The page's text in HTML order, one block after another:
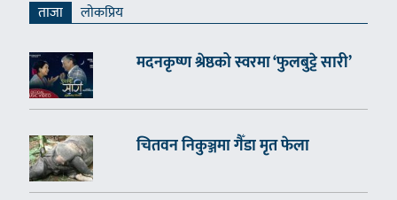
ताजा लाेकप्रिय
मदनकृष्ण श्रेष्ठको स्वरमा ‘फुलबुट्टे सारी’
चितवन निकुञ्जमा गैँडा मृत फेला